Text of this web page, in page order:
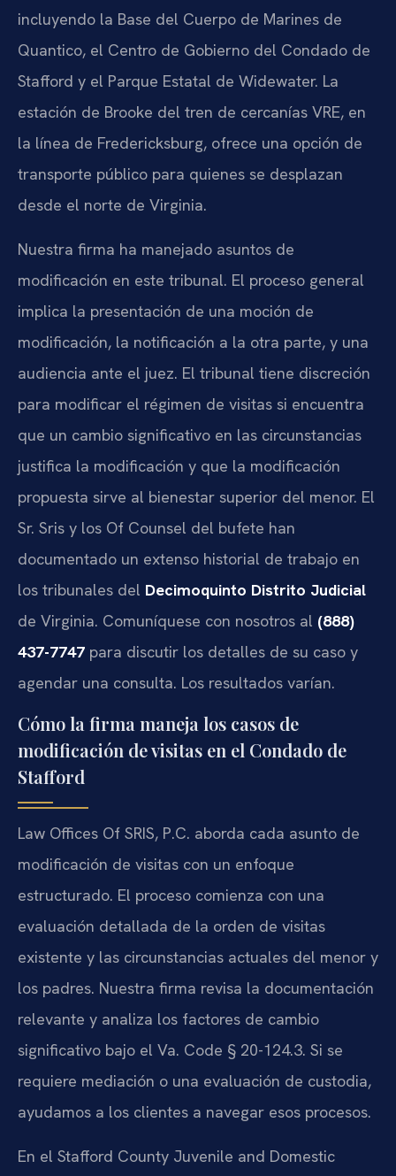
incluyendo la Base del Cuerpo de Marines de
Quantico, el Centro de Gobierno del Condado de
Stafford y el Parque Estatal de Widewater. La
estación de Brooke del tren de cercanías VRE, en
la línea de Fredericksburg, ofrece una opción de
transporte público para quienes se desplazan
desde el norte de Virginia.
Nuestra firma ha manejado asuntos de
modificación en este tribunal. El proceso general
implica la presentación de una moción de
modificación, la notificación a la otra parte, y una
audiencia ante el juez. El tribunal tiene discreción
para modificar el régimen de visitas si encuentra
que un cambio significativo en las circunstancias
justifica la modificación y que la modificación
propuesta sirve al bienestar superior del menor. El
Sr. Sris y los Of Counsel del bufete han
documentado un extenso historial de trabajo en
los tribunales del Decimoquinto Distrito Judicial
de Virginia. Comuníquese con nosotros al (888)
437-7747 para discutir los detalles de su caso y
agendar una consulta. Los resultados varían.
Cómo la firma maneja los casos de
modificación de visitas en el Condado de
Stafford
Law Offices Of SRIS, P.C. aborda cada asunto de
modificación de visitas con un enfoque
estructurado. El proceso comienza con una
evaluación detallada de la orden de visitas
existente y las circunstancias actuales del menor y
los padres. Nuestra firma revisa la documentación
relevante y analiza los factores de cambio
significativo bajo el Va. Code § 20-124.3. Si se
requiere mediación o una evaluación de custodia,
ayudamos a los clientes a navegar esos procesos.
En el Stafford County Juvenile and Domestic